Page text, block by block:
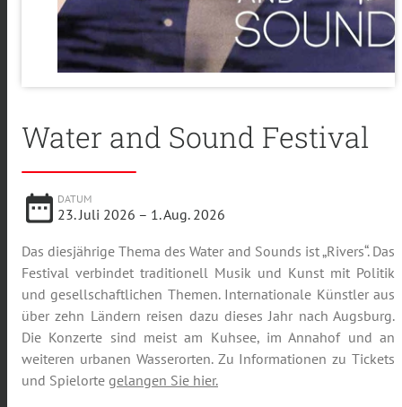
Water and Sound Festival
date_range DATUM
23. Juli 2026 – 1. Aug. 2026
Das diesjährige Thema des Water and Sounds ist „Rivers“. Das
Festival verbindet traditionell Musik und Kunst mit Politik
und gesellschaftlichen Themen. Internationale Künstler aus
über zehn Ländern reisen dazu dieses Jahr nach Augsburg.
Die Konzerte sind meist am Kuhsee, im Annahof und an
weiteren urbanen Wasserorten. Zu Informationen zu Tickets
und Spielorte gelangen Sie hier.